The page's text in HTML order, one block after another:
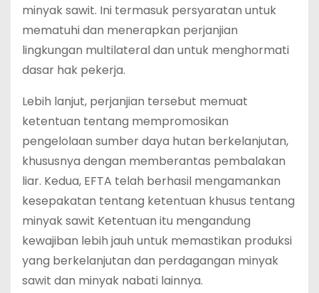
minyak sawit. Ini termasuk persyaratan untuk
mematuhi dan menerapkan perjanjian
lingkungan multilateral dan untuk menghormati
dasar hak pekerja.
Lebih lanjut, perjanjian tersebut memuat
ketentuan tentang mempromosikan
pengelolaan sumber daya hutan berkelanjutan,
khususnya dengan memberantas pembalakan
liar. Kedua, EFTA telah berhasil mengamankan
kesepakatan tentang ketentuan khusus tentang
minyak sawit Ketentuan itu mengandung
kewajiban lebih jauh untuk memastikan produksi
yang berkelanjutan dan perdagangan minyak
sawit dan minyak nabati lainnya.